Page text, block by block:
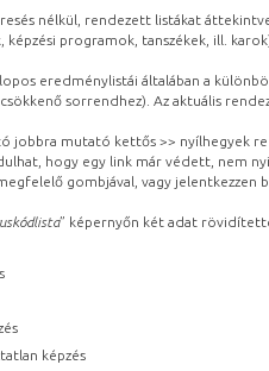
nélkül, rendezett listákat
programok, tanszékek, ill.
eredménylistái általában a
sorrendhez). Az aktuális
jobbra mutató kettős >> nyílhegyek
hogy egy link már védett, nem
gombjával, vagy
” képernyőn két adat
képzés